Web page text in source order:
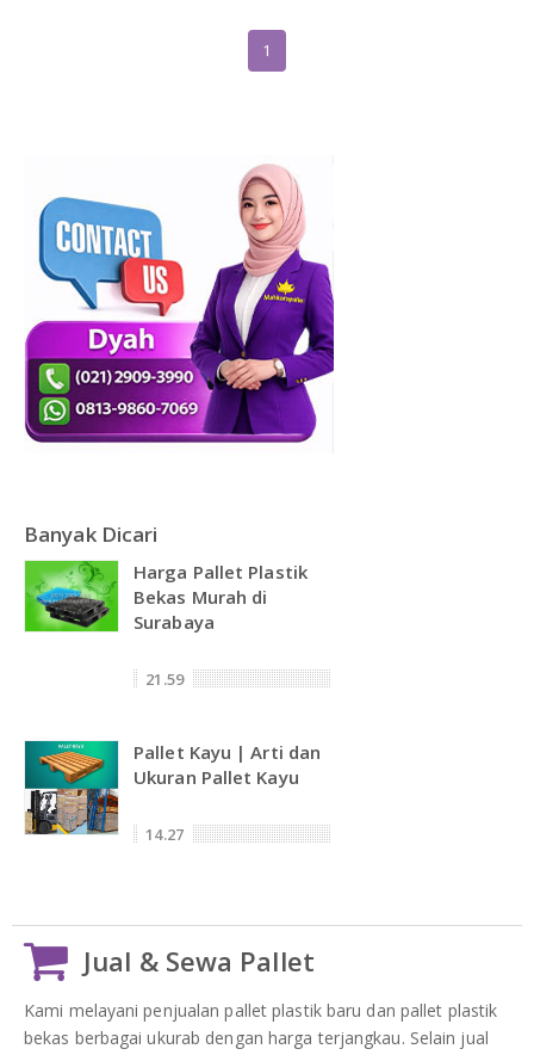
Stretch Film
Opp Tape
Strapping Band
Plastik PE
DAFTAR ISI
1
Banyak Dicari
Harga Pallet Plastik
Bekas Murah di
Surabaya
21.59
Pallet Kayu | Arti dan
Ukuran Pallet Kayu
14.27
Jual & Sewa Pallet
Kami melayani penjualan pallet plastik baru dan pallet plastik
bekas berbagai ukurab dengan harga terjangkau. Selain jual